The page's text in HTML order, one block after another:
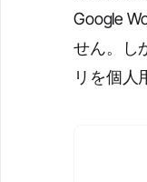
Google
せん。し
リを個人